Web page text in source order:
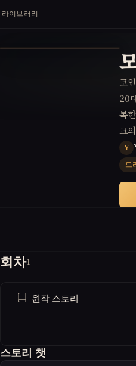
라이브러리
코
20
복
크
하Y
드
회차1
원작 스토리
스토리 챗